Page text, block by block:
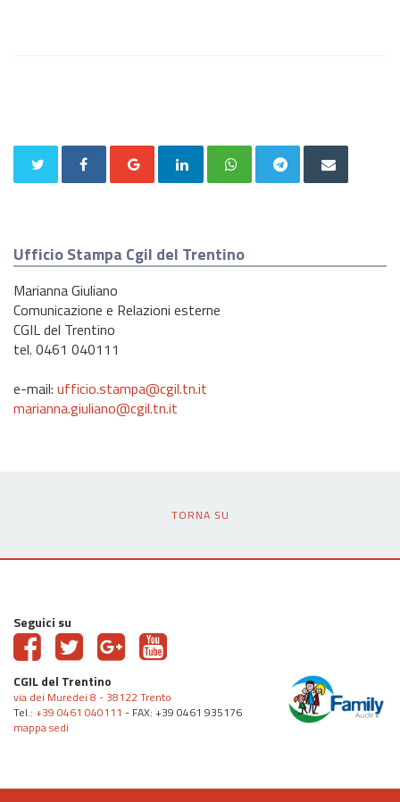
Ufficio Stampa Cgil del Trentino
Marianna Giuliano
Comunicazione e Relazioni esterne
CGIL del Trentino
tel. 0461 040111
e-mail: ufficio.stampa@cgil.tn.it
marianna.giuliano@cgil.tn.it
TORNA SU
Seguici su
CGIL del Trentino
via dei Muredei 8 - 38122 Trento
Tel.: +39 0461 040111 - FAX: +39 0461 935176
mappa sedi